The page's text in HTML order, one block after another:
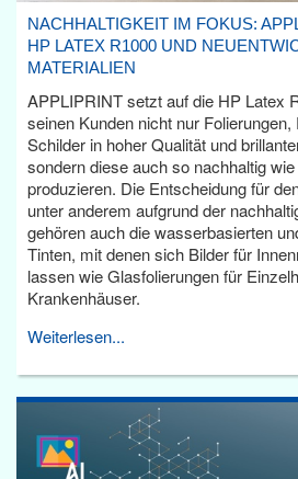
NACHHALTIGKEIT IM FOKUS:
HP LATEX R1000 UND
MATERIALIEN
APPLIPRINT setzt auf die HP Latex
seinen Kunden nicht nur
Schilder in hoher Qualität und
sondern diese auch so nachhaltig
produzieren. Die Entscheidung für
unter anderem aufgrund der
gehören auch die wasserbasierten
Tinten, mit denen sich Bilder für
lassen wie Glasfolierungen für
Krankenhäuser.
Weiterlesen...